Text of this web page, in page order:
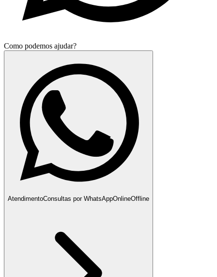
Como podemos ajudar?
AtendimentoConsultas por WhatsAppOnlineOffline